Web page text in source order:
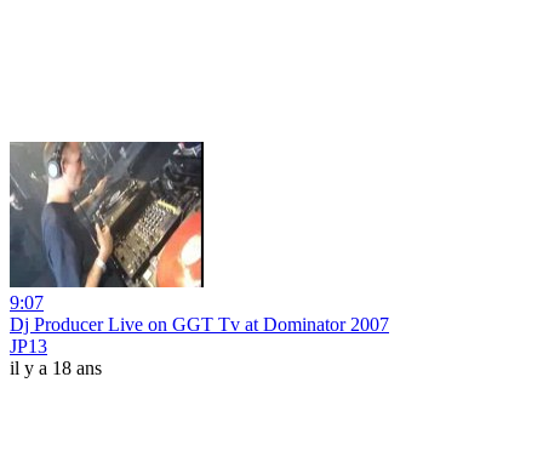
9:07
Dj Producer Live on GGT Tv at Dominator 2007
JP13
il y a 18 ans